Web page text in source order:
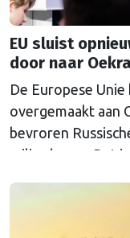
EU sluist
door naar
De Europese
overgemaakt aan
bevroren
miljard euro. Dat
Euroclear